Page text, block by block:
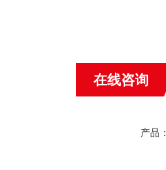
在线咨询
产品：